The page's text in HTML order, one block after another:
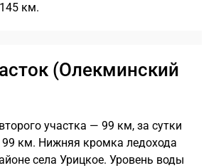
км.
(Олекминский
участка — 99 км, за сутки
км. Нижняя кромка ледохода
села Урицкое. Уровень воды